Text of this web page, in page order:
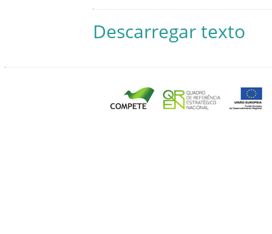
Descarregar texto